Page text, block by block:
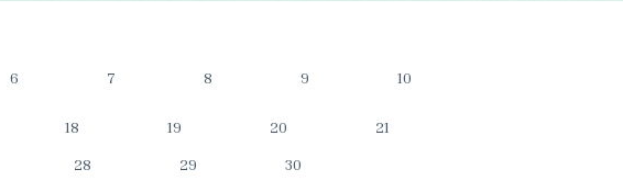
6 7 8 9 10
18 19 20
21
28 29 30